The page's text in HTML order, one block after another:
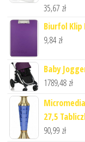
35,67 zł
Biurfol Klip
9,84 zł
Baby
1789,48 zł
27,5
90,99 zł